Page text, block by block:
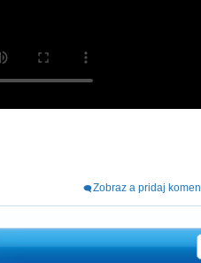
Zobraz a pridaj